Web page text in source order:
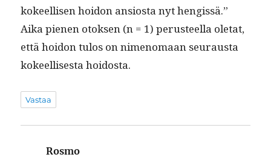
kokeel­lisen hoidon ansios­ta nyt hengis­sä.”
Aika pienen otok­sen (n = 1) perus­teel­la ole­tat,
että hoidon tulos on nimeno­maan seu­raus­ta
kokeel­lis­es­ta hoidosta.
Vastaa
Rosmo